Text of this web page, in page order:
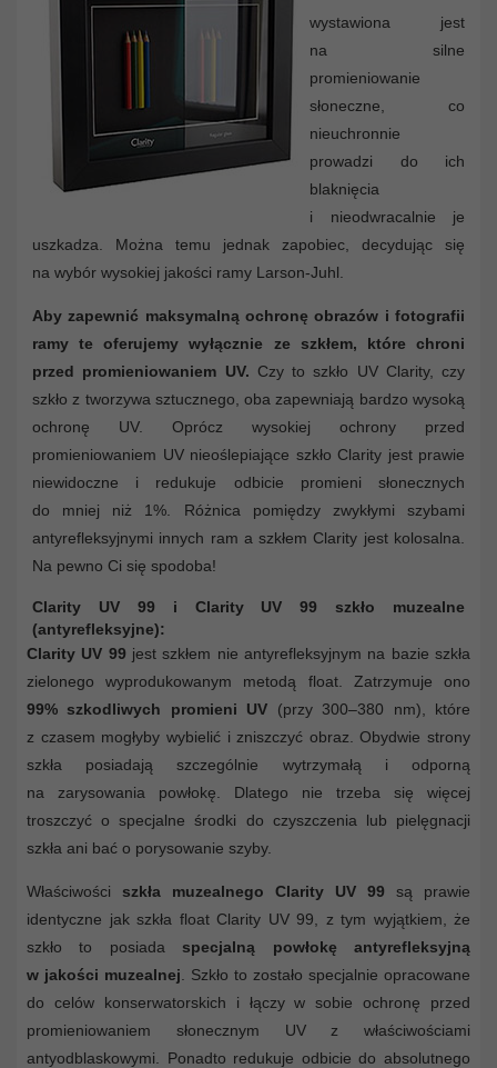
wystawiona jest
na silne
promieniowanie
słoneczne, co
nieuchronnie
prowadzi do ich
blaknięcia
i nieodwracalnie je
uszkadza. Można temu jednak zapobiec, decydując się
na wybór wysokiej jakości ramy Larson-Juhl.
Aby zapewnić maksymalną ochronę obrazów i fotografii
ramy te oferujemy wyłącznie ze szkłem, które chroni
przed promieniowaniem UV. Czy to szkło UV Clarity, czy
szkło z tworzywa sztucznego, oba zapewniają bardzo wysoką
ochronę UV. Oprócz wysokiej ochrony przed
promieniowaniem UV nieoślepiające szkło Clarity jest prawie
niewidoczne i redukuje odbicie promieni słonecznych
do mniej niż 1%. Różnica pomiędzy zwykłymi szybami
antyrefleksyjnymi innych ram a szkłem Clarity jest kolosalna.
Na pewno Ci się spodoba!
Clarity UV 99 i Clarity UV 99 szkło muzealne
(antyrefleksyjne):
Clarity UV 99 jest szkłem nie antyrefleksyjnym na bazie szkła
zielonego wyprodukowanym metodą float. Zatrzymuje ono
99% szkodliwych promieni UV (przy 300–380 nm), które
z czasem mogłyby wybielić i zniszczyć obraz. Obydwie strony
szkła posiadają szczególnie wytrzymałą i odporną
na zarysowania powłokę. Dlatego nie trzeba się więcej
troszczyć o specjalne środki do czyszczenia lub pielęgnacji
szkła ani bać o porysowanie szyby.
Właściwości szkła muzealnego Clarity UV 99 są prawie
identyczne jak szkła float Clarity UV 99, z tym wyjątkiem, że
szkło to posiada specjalną powłokę antyrefleksyjną
w jakości muzealnej . Szkło to zostało specjalnie opracowane
do celów konserwatorskich i łączy w sobie ochronę przed
promieniowaniem słonecznym UV z właściwościami
antyodblaskowymi. Ponadto redukuje odbicie do absolutnego